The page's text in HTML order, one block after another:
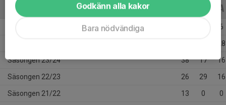
ALLA SERIER ALLA ÅR
6
28
Säsongen 23/24 38 17 16
Säsongen 22/23 26 29 16
Säsongen 21/22 13 0 0
Godkänn alla kakor
Bara nödvändiga